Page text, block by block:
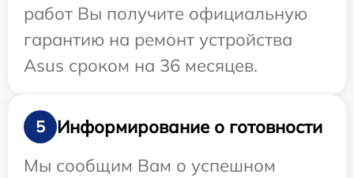
работ Вы получите официальную
гарантию на ремонт устройства
Asus сроком на 36 месяцев.
5
Информирование о готовности
Мы сообщим Вам о успешном